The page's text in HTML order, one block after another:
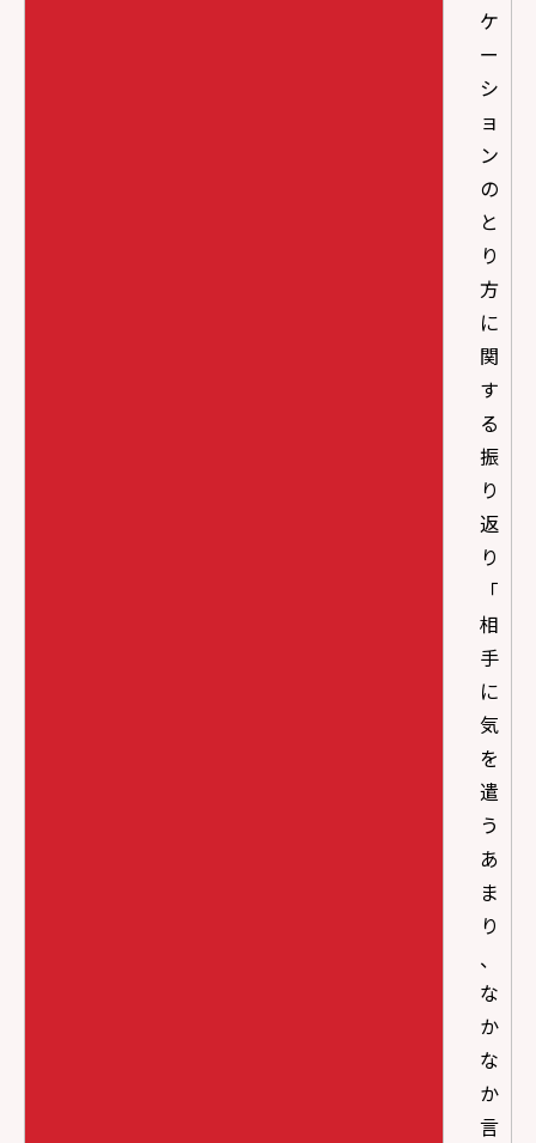
ケ
ー
シ
ョ
ン
の
と
り
方
に
関
す
る
振
り
返
り
「
相
手
に
気
を
遣
う
あ
ま
り
、
な
か
な
か
言